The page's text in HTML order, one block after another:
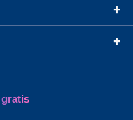
+
+
gratis